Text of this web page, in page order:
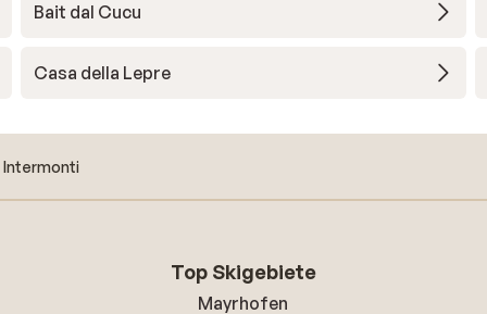
Bait dal Cucu
Casa della Lepre
Top Skigebiete
Mayrhofen